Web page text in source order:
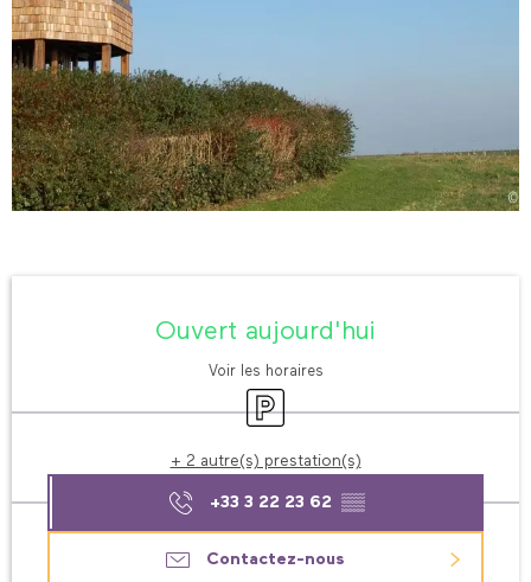
Ouvert aujourd'hui
Voir les horaires
Parking
+ 2 autre(s) prestation(s)
+33 3 22 23 62 ▒▒
Contactez-nous